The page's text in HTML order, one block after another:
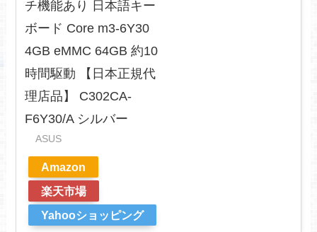
チ機能あり 日本語キー
ボード Core m3-6Y30
4GB eMMC 64GB 約10
時間駆動 【日本正規代
理店品】 C302CA-
F6Y30/A シルバー
ASUS
Amazon
楽天市場
Yahooショッピング